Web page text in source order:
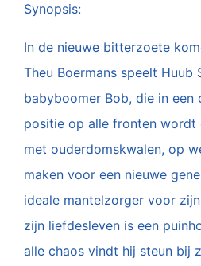
Synopsis:
In de nieuwe bitterzoete
Theu Boermans speelt Huub
babyboomer Bob, die in een
positie op alle fronten wordt
met ouderdomskwalen, op
maken voor een nieuwe
ideale mantelzorger voor
zijn liefdesleven is een
alle chaos vindt hij steun bij